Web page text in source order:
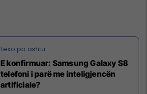
E konfirmuar: Samsung Galaxy S8
telefoni i parë me inteligjencën
artificiale?